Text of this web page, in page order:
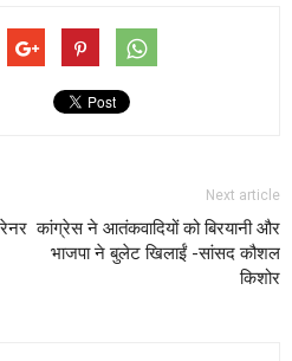
Next article
कांग्रेस ने आतंकवादियों को बिरयानी और
भाजपा ने बुलेट खिलाईं -सांसद कौशल
क‍िशोर